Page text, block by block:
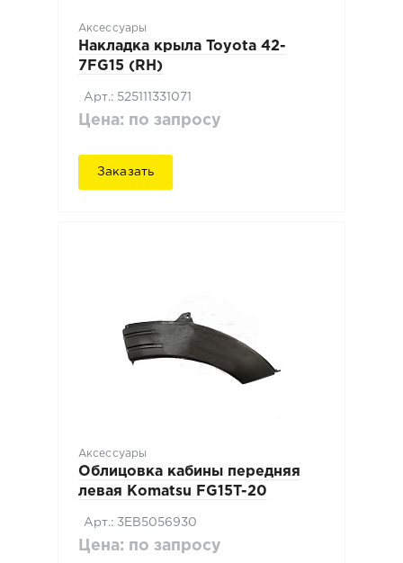
Аксессуары
Накладка крыла Toyota 42-
7FG15 (RH)
Арт.: 525111331071
Цена: по запросу
Заказать
Аксессуары
Облицовка кабины передняя
левая Komatsu FG15T-20
Арт.: 3EB5056930
Цена: по запросу